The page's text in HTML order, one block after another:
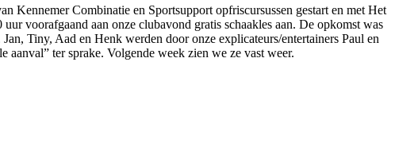
Kennemer Combinatie en Sportsupport opfriscursussen gestart en met Het
voorafgaand aan onze clubavond gratis schaakles aan. De opkomst was
Tiny, Aad en Henk werden door onze explicateurs/entertainers Paul en
aanval” ter sprake. Volgende week zien we ze vast weer.